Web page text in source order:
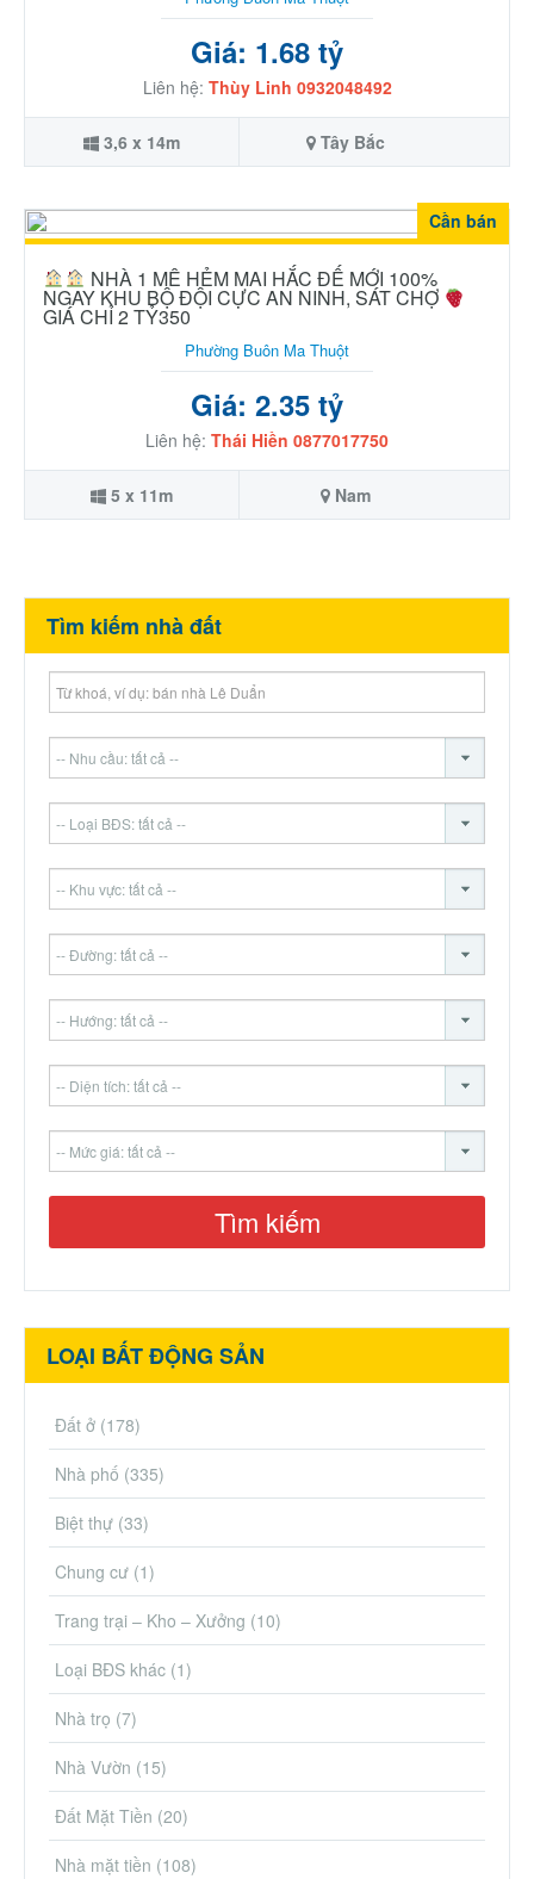
Giá: 1.68 tỷ
Liên hệ: Thùy Linh 0932048492
3,6 x 14m Tây Bắc
Cần bán
NHÀ 1 MÊ HẺM MAI HẮC ĐẾ MỚI 100%
NGAY KHU BỘ ĐỘI CỰC AN NINH, SÁT CHỢ
GIÁ CHỈ 2 TỶ350
Phường Buôn Ma Thuột
Giá: 2.35 tỷ
Liên hệ: Thái Hiền 0877017750
5 x 11m Nam
Tìm kiếm nhà đất
LOẠI BẤT ĐỘNG SẢN
Đất ở (178)
Nhà phố (335)
Biệt thự (33)
Chung cư (1)
Trang trại – Kho – Xưởng (10)
Loại BĐS khác (1)
Nhà trọ (7)
Nhà Vườn (15)
Đất Mặt Tiền (20)
Nhà mặt tiền (108)